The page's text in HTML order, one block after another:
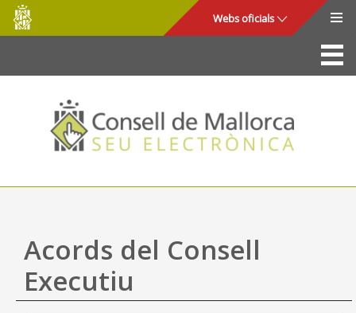
Salta al contingut principal
Consell
de
Mallorca
Webs oficials
La Seu
Consell de Mallorca
Accés i seguretat
Utilitats
Ajuda
Acords del Consell
Executiu